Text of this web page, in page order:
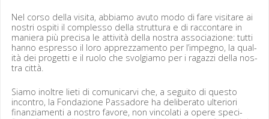
Nel cor­so del­la visi­ta, abbi­amo avu­to modo di fare vis­itare ai
nos­tri ospi­ti il com­p­lesso del­la strut­tura e di rac­con­tare in
maniera più pre­cisa le attiv­ità del­la nos­tra asso­ci­azione: tut­ti
han­no espres­so il loro apprez­za­men­to per l’impegno, la qual­
ità dei prog­et­ti e il ruo­lo che svol­giamo per i ragazzi del­la nos­
tra città.
Siamo inoltre lieti di comu­ni­carvi che, a segui­to di questo
incon­tro, la Fon­dazione Pas­sadore ha delib­er­a­to ulte­ri­ori
finanzi­a­men­ti a nos­tro favore, non vin­co­lati a opere speci­